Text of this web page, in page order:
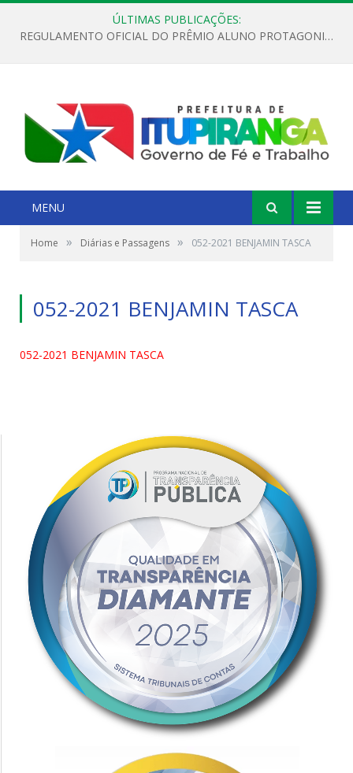
ÚLTIMAS PUBLICAÇÕES:
REGULAMENTO OFICIAL DO PRÊMIO ALUNO PROTAGONISTA – EDIÇÃO 2026
MENU
Home » Diárias e Passagens » 052-2021 BENJAMIN TASCA
052-2021 BENJAMIN TASCA
052-2021 BENJAMIN TASCA